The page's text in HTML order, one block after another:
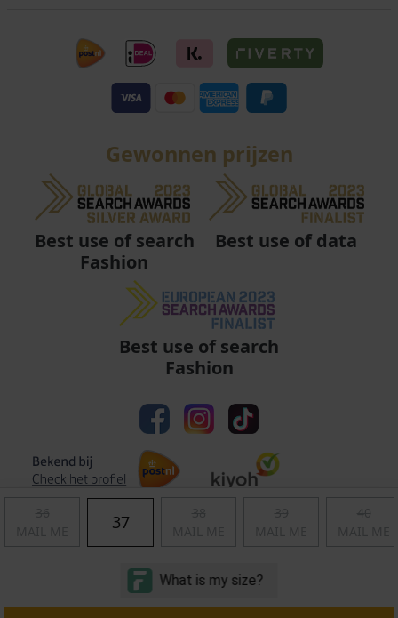
37
Gewonnen prijzen
Best use of search
Fashion
Best use of data
Best use of search
Fashion
Algemene voorwaarden | Privacy
© Copyright 2011 - 2026 Soccerfanshop